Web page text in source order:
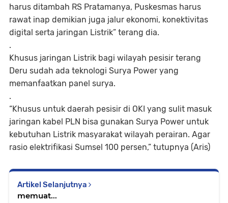
harus ditambah RS Pratamanya, Puskesmas harus
rawat inap demikian juga jalur ekonomi, konektivitas
digital serta jaringan Listrik” terang dia.
.
Khusus jaringan Listrik bagi wilayah pesisir terang
Deru sudah ada teknologi Surya Power yang
memanfaatkan panel surya.
.
“Khusus untuk daerah pesisir di OKI yang sulit masuk
jaringan kabel PLN bisa gunakan Surya Power untuk
kebutuhan Listrik masyarakat wilayah perairan. Agar
rasio elektrifikasi Sumsel 100 persen,” tutupnya (Aris)
Artikel Selanjutnya
memuat...